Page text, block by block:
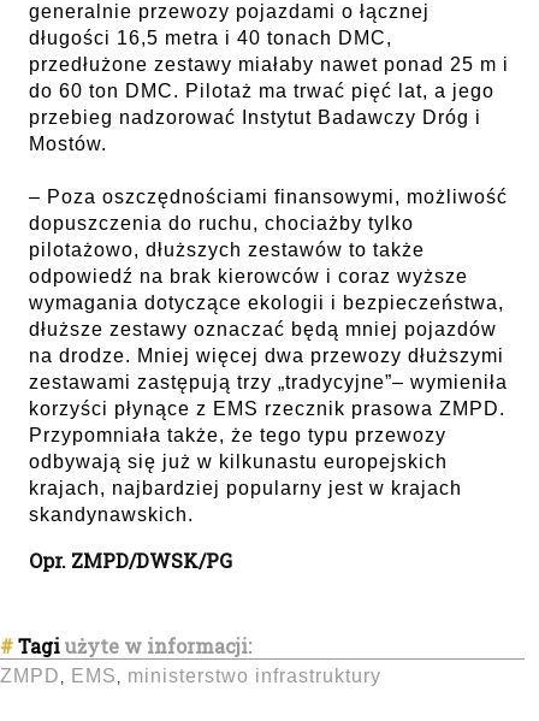
generalnie przewozy pojazdami o łącznej
długości 16,5 metra i 40 tonach DMC,
przedłużone zestawy miałaby nawet ponad 25 m i
do 60 ton DMC. Pilotaż ma trwać pięć lat, a jego
przebieg nadzorować Instytut Badawczy Dróg i
Mostów.
– Poza oszczędnościami finansowymi, możliwość
dopuszczenia do ruchu, chociażby tylko
pilotażowo, dłuższych zestawów to także
odpowiedź na brak kierowców i coraz wyższe
wymagania dotyczące ekologii i bezpieczeństwa,
dłuższe zestawy oznaczać będą mniej pojazdów
na drodze. Mniej więcej dwa przewozy dłuższymi
zestawami zastępują trzy „tradycyjne”– wymieniła
korzyści płynące z EMS rzecznik prasowa ZMPD.
Przypomniała także, że tego typu przewozy
odbywają się już w kilkunastu europejskich
krajach, najbardziej popularny jest w krajach
skandynawskich.
Opr. ZMPD/DWSK/PG
#Tagiużyte w informacji:
ZMPD , EMS , ministerstwo infrastruktury